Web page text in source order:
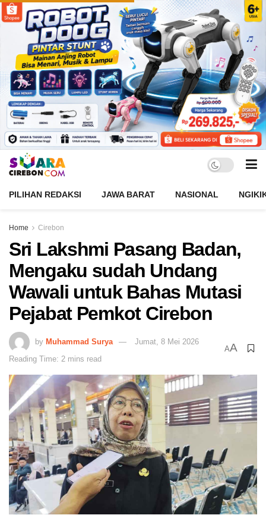
PILIHAN REDAKSI JAWA BARAT NASIONAL
Home Cirebon
Sri Lakshmi Pasang Badan,
Mengaku sudah Undang
Wawali untuk Bahas Mutasi
Pejabat Pemkot Cirebon
by Muhammad Surya
Jumat, 8 Mei 2026
Reading Time: 2 mins read
AA